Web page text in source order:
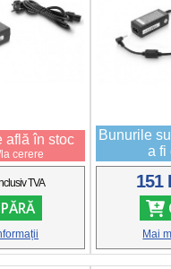
află în stoc
cerere
TVA
Bunurile
a fi
151
Mai